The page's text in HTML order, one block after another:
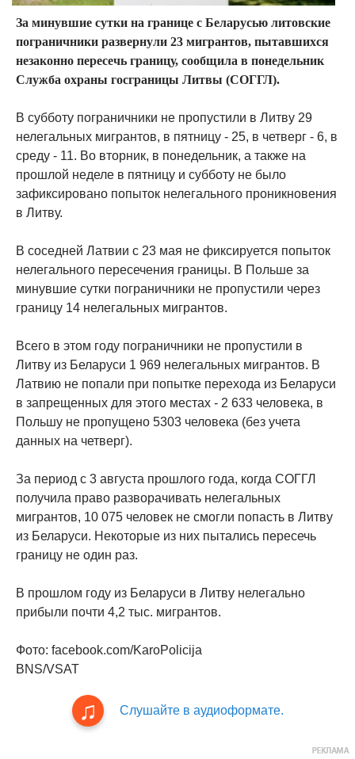
За минувшие сутки на границе с Беларусью литовские
пограничники развернули 23 мигрантов, пытавшихся
незаконно пересечь границу, сообщила в понедельник
Служба охраны госграницы Литвы (СОГГЛ).
В субботу пограничники не пропустили в Литву 29
нелегальных мигрантов, в пятницу - 25, в четверг - 6, в
среду - 11. Во вторник, в понедельник, а также на
прошлой неделе в пятницу и субботу не было
зафиксировано попыток нелегального проникновения
в Литву.
В соседней Латвии с 23 мая не фиксируется попыток
нелегального пересечения границы. В Польше за
минувшие сутки пограничники не пропустили через
границу 14 нелегальных мигрантов.
Всего в этом году пограничники не пропустили в
Литву из Беларуси 1 969 нелегальных мигрантов. В
Латвию не попали при попытке перехода из Беларуси
в запрещенных для этого местах - 2 633 человека, в
Польшу не пропущено 5303 человека (без учета
данных на четверг).
За период с 3 августа прошлого года, когда СОГГЛ
получила право разворачивать нелегальных
мигрантов, 10 075 человек не смогли попасть в Литву
из Беларуси. Некоторые из них пытались пересечь
границу не один раз.
В прошлом году из Беларуси в Литву нелегально
прибыли почти 4,2 тыс. мигрантов.
Фото: facebook.com/KaroPolicija
BNS/VSAT
Слушайте в аудиоформате.